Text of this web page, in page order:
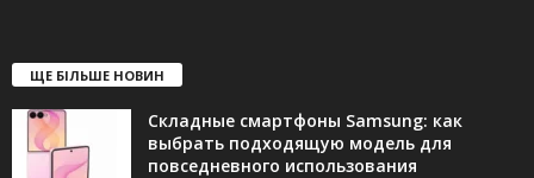
ЩЕ БІЛЬШЕ НОВИН
Складные смартфоны Samsung: как
выбрать подходящую модель для
повседневного использования